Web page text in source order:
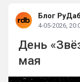
Блог
4-05-2026,
День
мая